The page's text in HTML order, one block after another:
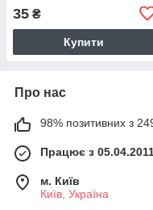
35 ₴
Купити
Про нас
98% позитивних з 249
Працює з
м. Київ
Київ, Україна